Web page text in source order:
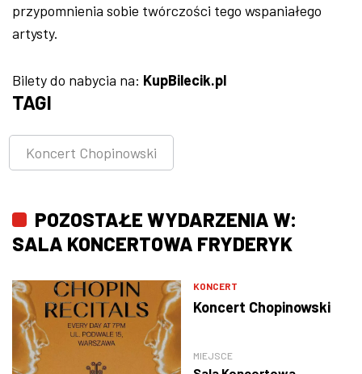
przypomnienia sobie twórczości tego wspaniałego
artysty.
Bilety do nabycia na: KupBilecik.pl
TAGI
Koncert Chopinowski
POZOSTAŁE WYDARZENIA W:
SALA KONCERTOWA FRYDERYK
KONCERT
Koncert Chopinowski
MIEJSCE